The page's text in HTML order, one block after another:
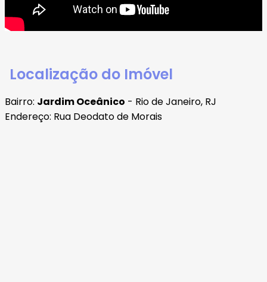
Localização do Imóvel
Bairro: Jardim Oceânico - Rio de Janeiro, RJ
Endereço: Rua Deodato de Morais